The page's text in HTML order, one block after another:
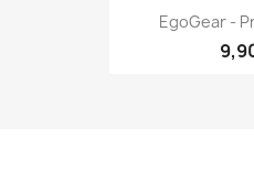
EgoGear -